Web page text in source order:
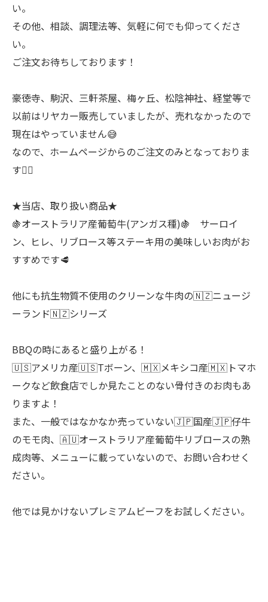
い。
その他、相談、調理法等、気軽に何でも仰ってくださ
い。
ご注文お待ちしております！
豪徳寺、駒沢、三軒茶屋、梅ヶ丘、松陰神社、経堂等で
以前はリヤカー販売していましたが、売れなかったので
現在はやっていません😅
なので、ホームページからのご注文のみとなっておりま
す🙇‍♂
★当店、取り扱い商品★
🍇オーストラリア産葡萄牛(アンガス種)🍇 サーロイ
ン、ヒレ、リブロース等ステーキ用の美味しいお肉がお
すすめです🥩
他にも抗生物質不使用のクリーンな牛肉の🇳🇿ニュージ
ーランド🇳🇿シリーズ
BBQの時にあると盛り上がる！
🇺🇸アメリカ産🇺🇸Tボーン、🇲🇽メキシコ産🇲🇽トマホ
ークなど飲食店でしか見たことのない骨付きのお肉もあ
りますよ！
また、一般ではなかなか売っていない🇯🇵国産🇯🇵仔牛
のモモ肉、🇦🇺オーストラリア産葡萄牛リブロースの熟
成肉等、メニューに載っていないので、お問い合わせく
ださい。
他では見かけないプレミアムビーフをお試しください。